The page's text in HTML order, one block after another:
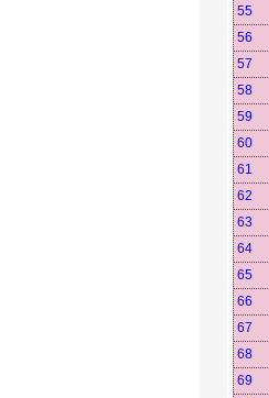
55
56
57
58
59
60
61
62
63
64
65
66
67
68
69